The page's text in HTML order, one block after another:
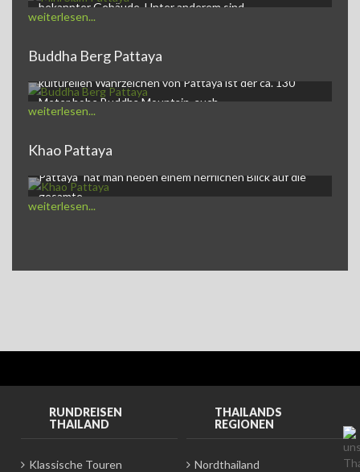
bekannter Gebäude. Unter anderem sind…
weiterlesen...
Buddha Berg Pattaya
Buddha Mountain PattayaEines der auffälligsten,
kulturellen Wahrzeichen von Pattaya ist der ca. 130
Meter hohe Buddha Mountain, auch…
weiterlesen...
Khao Pattaya
Khao Pattaya und goldener BuddhaAuf dem Berg "Khao
Pattaya" hat man neben einem herrlichen Blick auf die
gesamte…
weiterlesen...
RUNDREISEN
THAILAND
Klassische Touren
THAILANDS
REGIONEN
Nordthailand